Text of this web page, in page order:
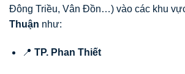
Đông Triều, Vân Đồn…) vào các khu
Thuận như:
📍 TP. Phan Thiết